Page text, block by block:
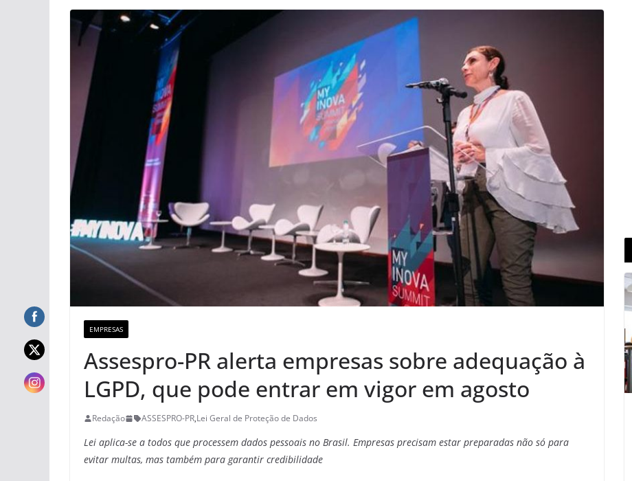
EMPRESAS
Assespro-PR alerta empresas sobre adequação à
LGPD, que pode entrar em vigor em agosto
Redação ASSESPRO-PR,Lei Geral de Proteção de Dados
Lei aplica-se a todos que processem dados pessoais no Brasil. Empresas precisam estar preparadas não só para
evitar multas, mas também para garantir credibilidade